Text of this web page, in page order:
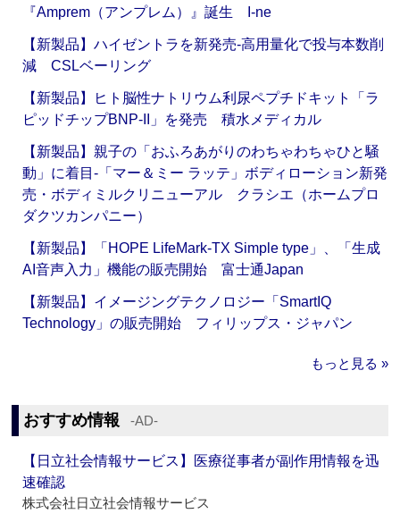
『Amprem（アンプレム）』誕生 I-ne
【新製品】ハイゼントラを新発売‐高用量化で投与本数削
減 CSLベーリング
【新製品】ヒト脳性ナトリウム利尿ペプチドキット「ラ
ピッドチップBNP-II」を発売 積水メディカル
【新製品】親子の「おふろあがりのわちゃわちゃひと騒
動」に着目‐「マー＆ミー ラッテ」ボディローション新発
売・ボディミルクリニューアル クラシエ（ホームプロ
ダクツカンパニー）
【新製品】「HOPE LifeMark-TX Simple type」、「生成
AI音声入力」機能の販売開始 富士通Japan
【新製品】イメージングテクノロジー「SmartIQ
Technology」の販売開始 フィリップス・ジャパン
もっと見る »
おすすめ情報 ‐AD‐
【日立社会情報サービス】医療従事者が副作用情報を迅
速確認
株式会社日立社会情報サービス